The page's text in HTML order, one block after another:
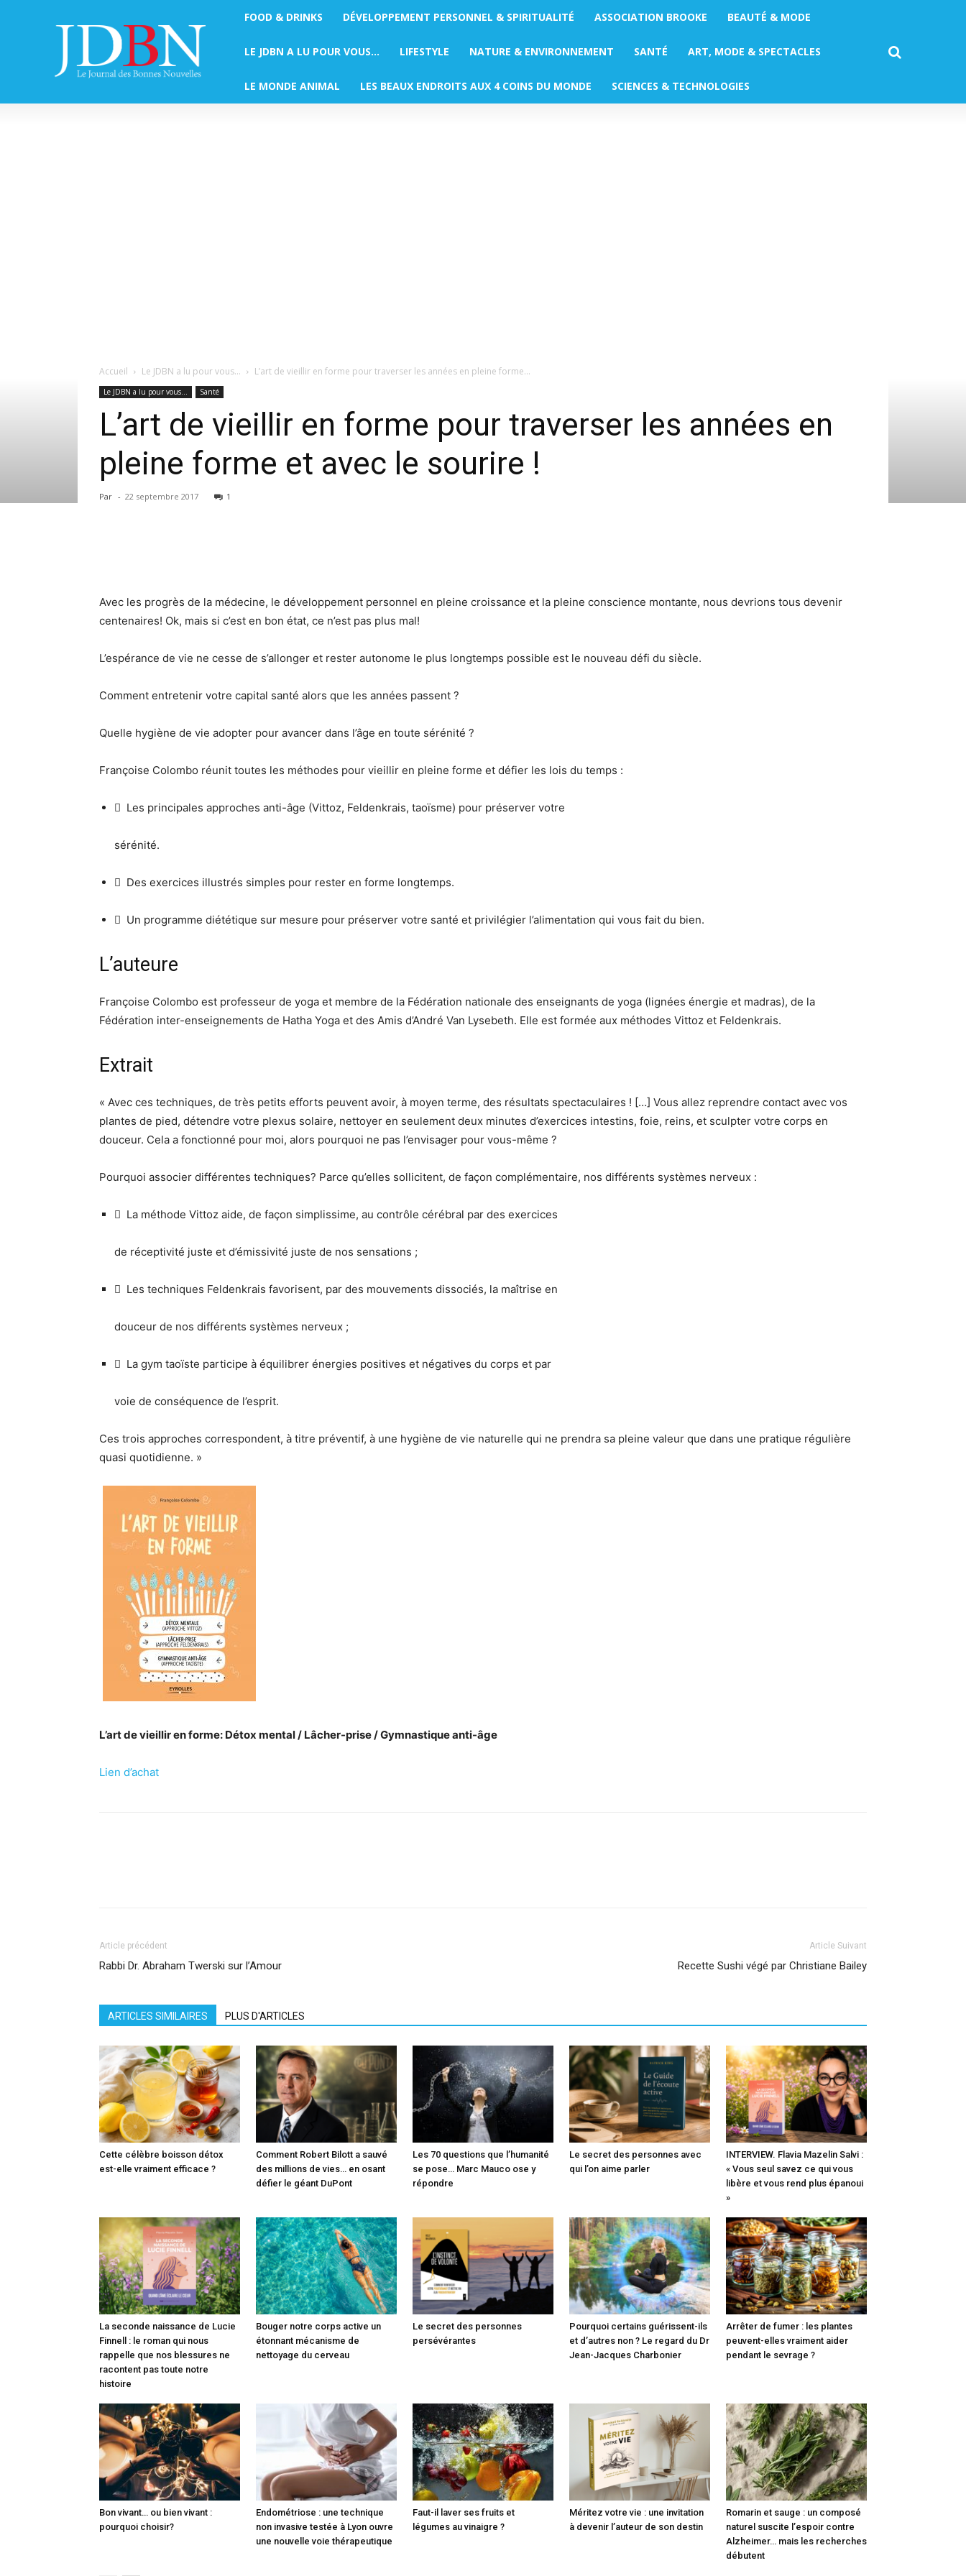
FOOD & DRINKS DÉVELOPPEMENT PERSONNEL & SPIRITUALITÉ ASSOCIATION BROOKE BEAUTÉ & MODE
LE JDBN A LU POUR VOUS… LIFESTYLE NATURE & ENVIRONNEMENT SANTÉ ART, MODE & SPECTACLES
LE MONDE ANIMAL LES BEAUX ENDROITS AUX 4 COINS DU MONDE SCIENCES & TECHNOLOGIES
Accueil Le JDBN a lu pour vous... L’art de vieillir en forme pour traverser les années en pleine forme...
Le JDBN a lu pour vous... Santé
L’art de vieillir en forme pour traverser les années en
pleine forme et avec le sourire !
Par - 22 septembre 2017 1
Avec les progrès de la médecine, le développement personnel en pleine croissance et la pleine conscience montante, nous devrions tous devenir
centenaires! Ok, mais si c’est en bon état, ce n’est pas plus mal!
L’espérance de vie ne cesse de s’allonger et rester autonome le plus longtemps possible est le nouveau défi du siècle.
Comment entretenir votre capital santé alors que les années passent ?
Quelle hygiène de vie adopter pour avancer dans l’âge en toute sérénité ?
Françoise Colombo réunit toutes les méthodes pour vieillir en pleine forme et défier les lois du temps :
 Les principales approches anti-âge (Vittoz, Feldenkrais, taoïsme) pour préserver votre
sérénité.
 Des exercices illustrés simples pour rester en forme longtemps.
 Un programme diététique sur mesure pour préserver votre santé et privilégier l’alimentation qui vous fait du bien.
L’auteure
Françoise Colombo est professeur de yoga et membre de la Fédération nationale des enseignants de yoga (lignées énergie et madras), de la
Fédération inter-enseignements de Hatha Yoga et des Amis d’André Van Lysebeth. Elle est formée aux méthodes Vittoz et Feldenkrais.
Extrait
« Avec ces techniques, de très petits efforts peuvent avoir, à moyen terme, des résultats spectaculaires ! […] Vous allez reprendre contact avec vos
plantes de pied, détendre votre plexus solaire, nettoyer en seulement deux minutes d’exercices intestins, foie, reins, et sculpter votre corps en
douceur. Cela a fonctionné pour moi, alors pourquoi ne pas l’envisager pour vous-même ?
Pourquoi associer différentes techniques? Parce qu’elles sollicitent, de façon complémentaire, nos différents systèmes nerveux :
 La méthode Vittoz aide, de façon simplissime, au contrôle cérébral par des exercices
de réceptivité juste et d’émissivité juste de nos sensations ;
 Les techniques Feldenkrais favorisent, par des mouvements dissociés, la maîtrise en
douceur de nos différents systèmes nerveux ;
 La gym taoïste participe à équilibrer énergies positives et négatives du corps et par
voie de conséquence de l’esprit.
Ces trois approches correspondent, à titre préventif, à une hygiène de vie naturelle qui ne prendra sa pleine valeur que dans une pratique régulière
quasi quotidienne. »
L’art de vieillir en forme: Détox mental / Lâcher-prise / Gymnastique anti-âge
Lien d’achat
Article précédent
Rabbi Dr. Abraham Twerski sur l’Amour
Article Suivant
Recette Sushi végé par Christiane Bailey
ARTICLES SIMILAIRES PLUS D'ARTICLES
Cette célèbre boisson détox
est-elle vraiment efficace ?
Comment Robert Bilott a sauvé
des millions de vies… en osant
défier le géant DuPont
Les 70 questions que l’humanité
se pose… Marc Mauco ose y
répondre
Le secret des personnes avec
qui l’on aime parler
INTERVIEW. Flavia Mazelin Salvi :
« Vous seul savez ce qui vous
libère et vous rend plus épanoui
»
La seconde naissance de Lucie
Finnell : le roman qui nous
rappelle que nos blessures ne
racontent pas toute notre
histoire
Bouger notre corps active un
étonnant mécanisme de
nettoyage du cerveau
Le secret des personnes
persévérantes
Pourquoi certains guérissent-ils
et d’autres non ? Le regard du Dr
Jean-Jacques Charbonier
Arrêter de fumer : les plantes
peuvent-elles vraiment aider
pendant le sevrage ?
Bon vivant… ou bien vivant :
pourquoi choisir?
Endométriose : une technique
non invasive testée à Lyon ouvre
une nouvelle voie thérapeutique
Faut-il laver ses fruits et
légumes au vinaigre ?
Méritez votre vie : une invitation
à devenir l’auteur de son destin
Romarin et sauge : un composé
naturel suscite l’espoir contre
Alzheimer… mais les recherches
débutent